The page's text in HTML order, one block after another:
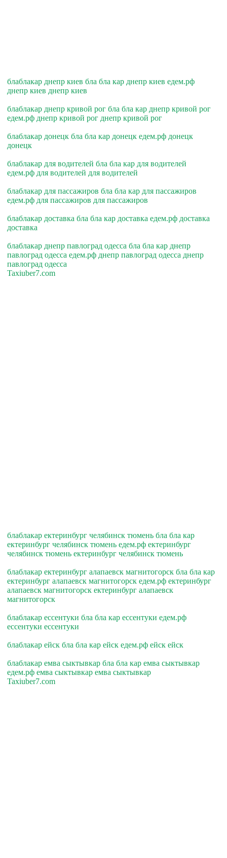
блаблакар днепр киев бла бла кар днепр киев едем.рф
днепр киев днепр киев
блаблакар днепр кривой рог бла бла кар днепр кривой рог
едем.рф днепр кривой рог днепр кривой рог
блаблакар донецк бла бла кар донецк едем.рф донецк
донецк
блаблакар для водителей бла бла кар для водителей
едем.рф для водителей для водителей
блаблакар для пассажиров бла бла кар для пассажиров
едем.рф для пассажиров для пассажиров
блаблакар доставка бла бла кар доставка едем.рф доставка
доставка
блаблакар днепр павлоград одесса бла бла кар днепр
павлоград одесса едем.рф днепр павлоград одесса днепр
павлоград одесса
Taxiuber7.com
блаблакар ектеринбург челябинск тюмень бла бла кар
ектеринбург челябинск тюмень едем.рф ектеринбург
челябинск тюмень ектеринбург челябинск тюмень
блаблакар ектеринбург алапаевск магнитогорск бла бла кар
ектеринбург алапаевск магнитогорск едем.рф ектеринбург
алапаевск магнитогорск ектеринбург алапаевск
магнитогорск
блаблакар ессентуки бла бла кар ессентуки едем.рф
ессентуки ессентуки
блаблакар ейск бла бла кар ейск едем.рф ейск ейск
блаблакар емва сыктывкар бла бла кар емва сыктывкар
едем.рф емва сыктывкар емва сыктывкар
Taxiuber7.com